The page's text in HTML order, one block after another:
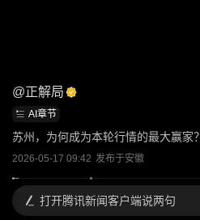
@正解局
AI章节
苏州，为何成为本轮行情的最大赢家？
2026-05-17 09:42 发布于安徽
打开腾讯新闻客户端说两句